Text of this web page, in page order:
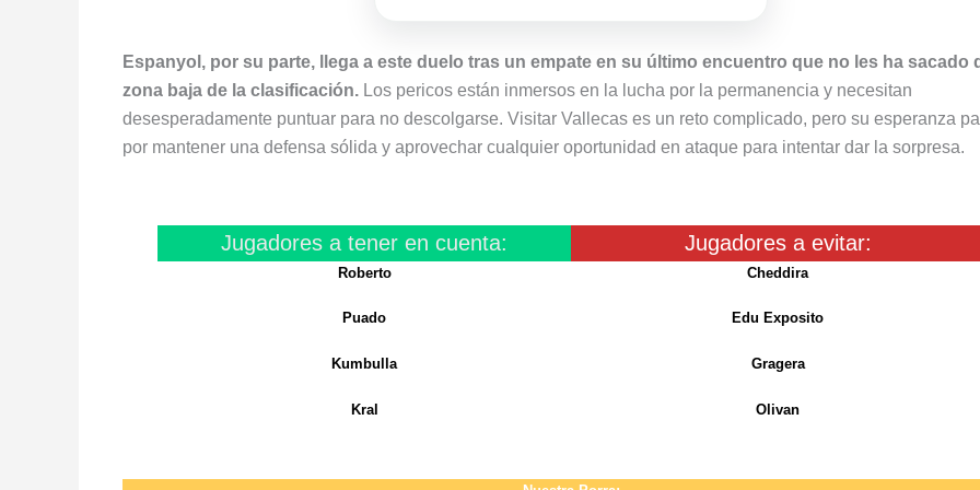
Espanyol, por su parte, llega a este duelo tras un empate en su último encuentro que no les ha sacado
zona baja de la clasificación. Los pericos están inmersos en la lucha por la permanencia y necesitan
desesperadamente puntuar para no descolgarse. Visitar Vallecas es un reto complicado, pero su esperanza
por mantener una defensa sólida y aprovechar cualquier oportunidad en ataque para intentar dar la sorpresa.
Jugadores a tener en cuenta:
Roberto
Puado
Kumbulla
Kral
Jugadores a evitar:
Cheddira
Edu Exposito
Gragera
Olivan